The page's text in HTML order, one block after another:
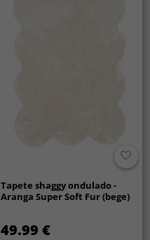
Tapete shaggy ondulado -
Aranga Super Soft Fur (bege)
49.99 €